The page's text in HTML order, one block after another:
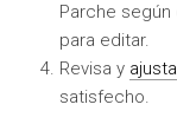
Parche
para editar.
Revisa y
satisfecho.